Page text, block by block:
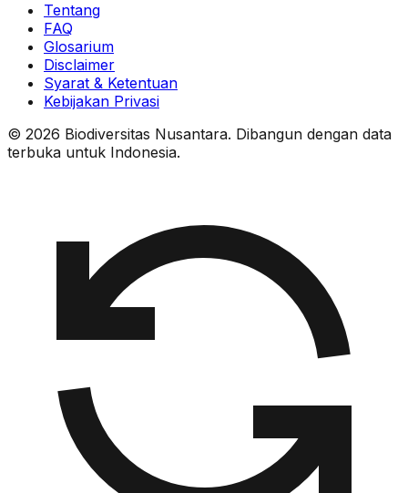
Tentang
FAQ
Glosarium
Disclaimer
Syarat & Ketentuan
Kebijakan Privasi
© 2026 Biodiversitas Nusantara. Dibangun dengan data
terbuka untuk Indonesia.